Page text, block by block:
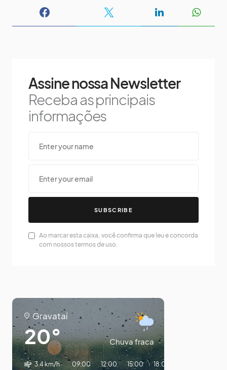
Assine nossa Newsletter
Receba as principais
informações
SUBSCRIBE
Ao marcar esta caixa, você confirma que leu e concorda
com nossos termos de uso.
Gravataí
20° Chuva fraca
3.4 km/h 09:00 12:00 15:00 18:00